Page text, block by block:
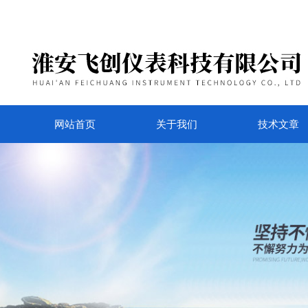
网站首页 关于我们 技术文章